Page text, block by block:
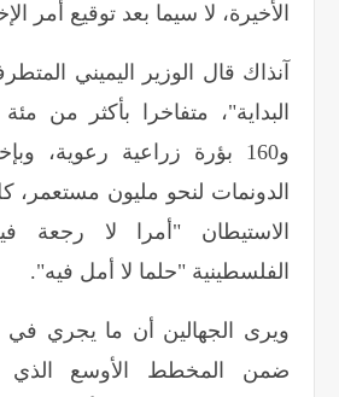
الأخيرة، لا سيما بعد توقيع أمر
آنذاك قال الوزير اليميني
البداية"، متفاخرا بأكثر من
و160 بؤرة زراعية رعوية،
الدونمات لنحو مليون
الاستيطان "أمرا لا رجعة
الفلسطينية "حلما لا أمل فيه".
ويرى الجهالين أن ما يجري في
ضمن المخطط الأوسع الذي